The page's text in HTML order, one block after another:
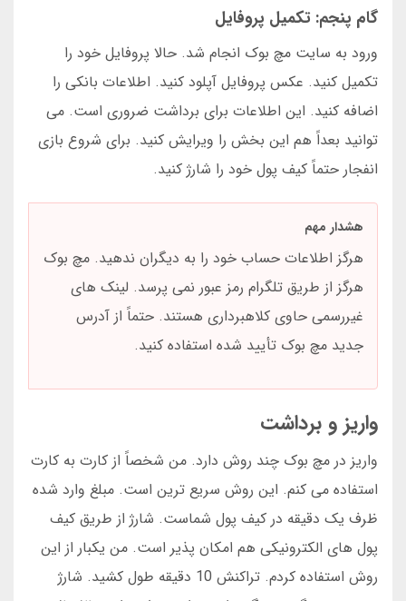
گام پنجم: تکمیل پروفایل
ورود به سایت مچ بوک انجام شد. حالا پروفایل خود را
تکمیل کنید. عکس پروفایل آپلود کنید. اطلاعات بانکی را
اضافه کنید. این اطلاعات برای برداشت ضروری است. می
توانید بعداً هم این بخش را ویرایش کنید. برای شروع بازی
انفجار حتماً کیف پول خود را شارژ کنید.
هشدار مهم
هرگز اطلاعات حساب خود را به دیگران ندهید. مچ بوک
هرگز از طریق تلگرام رمز عبور نمی پرسد. لینک های
غیررسمی حاوی کلاهبرداری هستند. حتماً از آدرس
جدید مچ بوک تأیید شده استفاده کنید.
واریز و برداشت
واریز در مچ بوک چند روش دارد. من شخصاً از کارت به کارت
استفاده می کنم. این روش سریع ترین است. مبلغ وارد شده
ظرف یک دقیقه در کیف پول شماست. شارژ از طریق کیف
پول های الکترونیکی هم امکان پذیر است. من یکبار از این
روش استفاده کردم. تراکنش 10 دقیقه طول کشید. شارژ